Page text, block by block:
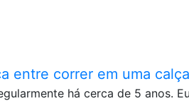
entre correr em uma
há cerca de 5 anos.